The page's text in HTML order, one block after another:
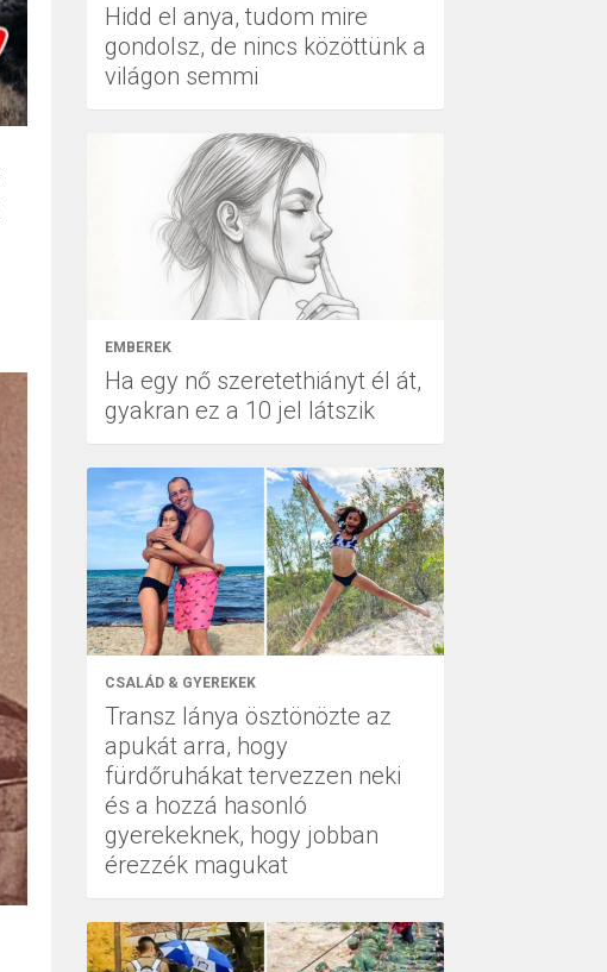
Hidd el anya, tudom mire
gondolsz, de nincs közöttünk a
világon semmi
EMBEREK
Ha egy nő szeretethiányt él át,
gyakran ez a 10 jel látszik
CSALÁD & GYEREKEK
Transz lánya ösztönözte az
apukát arra, hogy
fürdőruhákat tervezzen neki
és a hozzá hasonló
gyerekeknek, hogy jobban
érezzék magukat